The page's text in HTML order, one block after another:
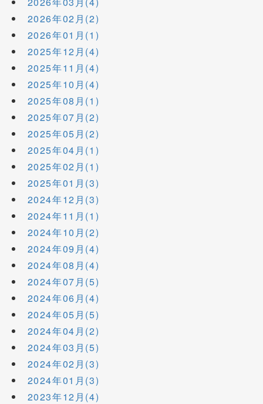
2026年02月(2)
2026年01月(1)
2025年12月(4)
2025年11月(4)
2025年10月(4)
2025年08月(1)
2025年07月(2)
2025年05月(2)
2025年04月(1)
2025年02月(1)
2025年01月(3)
2024年12月(3)
2024年11月(1)
2024年10月(2)
2024年09月(4)
2024年08月(4)
2024年07月(5)
2024年06月(4)
2024年05月(5)
2024年04月(2)
2024年03月(5)
2024年02月(3)
2024年01月(3)
2023年12月(4)